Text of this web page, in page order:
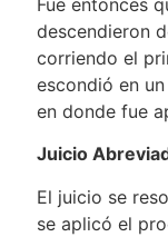
Fue entonces
descendieron
corriendo el
escondió en
en donde fue
Juicio
El juicio se
se aplicó el